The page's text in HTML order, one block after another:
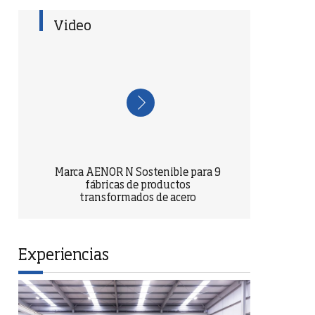
Video
Marca AENOR N Sostenible para 9
fábricas de productos
transformados de acero
Experiencias